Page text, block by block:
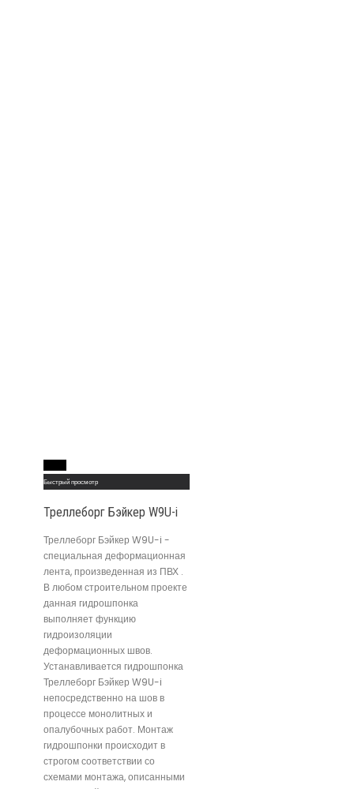
Быстрый просмотр
Треллеборг Бэйкер W9U-i
Треллеборг Бэйкер W9U-i -
специальная деформационная
лента, произведенная из ПВХ .
В любом строительном проекте
данная гидрошпонка
выполняет функцию
гидроизоляции
деформационных швов.
Устанавливается гидрошпонка
Треллеборг Бэйкер W9U-i
непосредственно на шов в
процессе монолитных и
опалубочных работ. Монтаж
гидрошпонки происходит в
строгом соответствии со
схемами монтажа, описанными